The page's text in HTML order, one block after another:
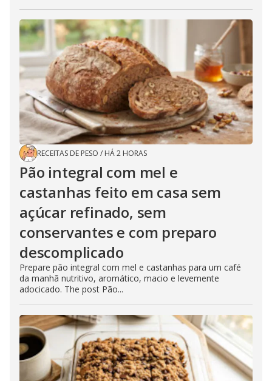
RECEITAS DE PESO / HÁ 2 HORAS
Pão integral com mel e
castanhas feito em casa sem
açúcar refinado, sem
conservantes e com preparo
descomplicado
Prepare pão integral com mel e castanhas para um café
da manhã nutritivo, aromático, macio e levemente
adocicado. The post Pão...